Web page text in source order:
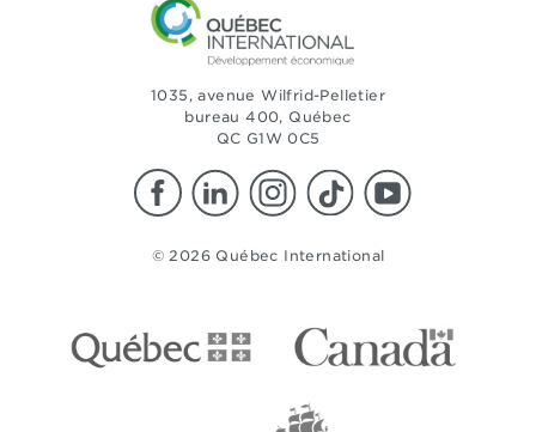
1035, avenue Wilfrid-Pelletier
bureau 400, Québec
QC G1W 0C5
© 2026 Québec International